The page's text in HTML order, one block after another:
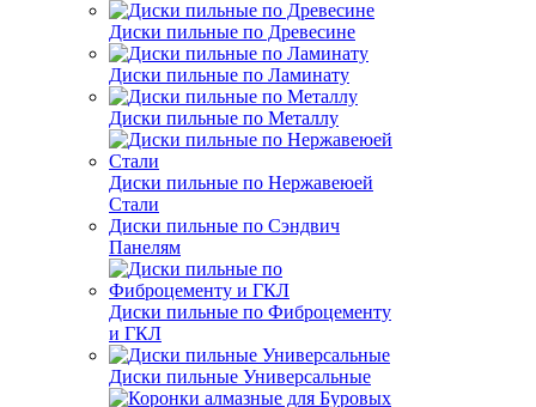
Диски пильные по Древесине
Диски пильные по Ламинату
Диски пильные по Металлу
Диски пильные по Нержавеюей
Стали
Диски пильные по Сэндвич
Панелям
Диски пильные по Фиброцементу
и ГКЛ
Диски пильные Универсальные